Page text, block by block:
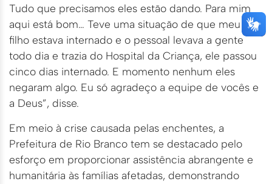
Tudo que precisamos eles estão dando. Para mim
aqui está bom… Teve uma situação de que meu
filho estava internado e o pessoal levava a gente
todo dia e trazia do Hospital da Criança, ele passou
cinco dias internado. E momento nenhum eles
negaram algo. Eu só agradeço a equipe de vocês e
a Deus”, disse.
Em meio à crise causada pelas enchentes, a
Prefeitura de Rio Branco tem se destacado pelo
esforço em proporcionar assistência abrangente e
humanitária às famílias afetadas, demonstrando